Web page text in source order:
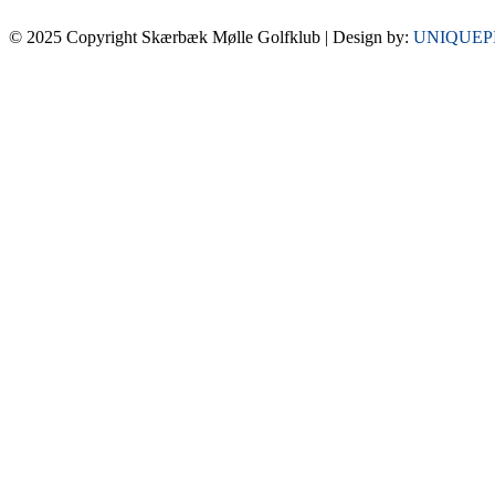
© 2025 Copyright Skærbæk Mølle Golfklub | Design by: